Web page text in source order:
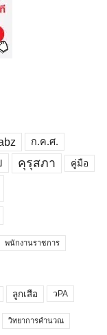
ก.ค.ศ.
คุรุสภา คู่มือ
พนักงานราชการ
ลูกเสือ วPA
วิทยาการคำนวณ